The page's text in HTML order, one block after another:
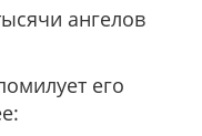
ангелов
его